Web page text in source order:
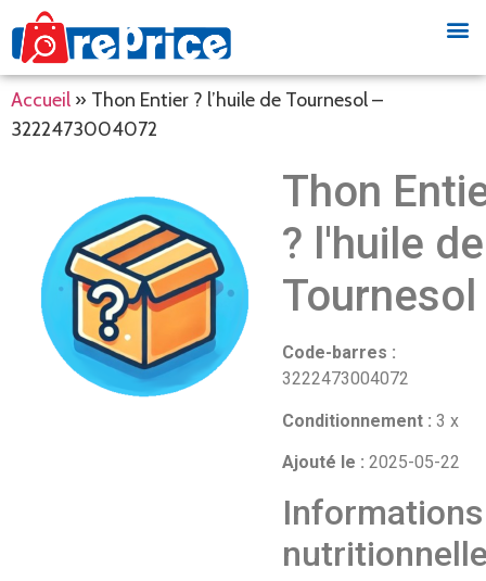
Accueil » Thon Entier ? l’huile de Tournesol –
3222473004072
Thon
? l'huile de
Tournesol
Code-barres :
3222473004072
Conditionnement : 3 x
Ajouté le : 2025-05-22
Informations